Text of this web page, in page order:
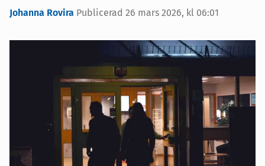
Johanna Rovira Publicerad 26 mars 2026, kl 06:01